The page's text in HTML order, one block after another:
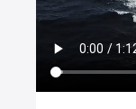
Lithuania
Luxembourg